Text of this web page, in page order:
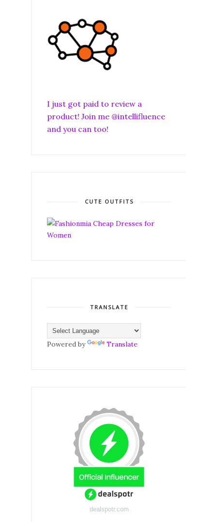
I just got paid to review a
product! Join me @intellifluence
and you can too!
CUTE OUTFITS
TRANSLATE
Powered by Translate
dealspotr.com